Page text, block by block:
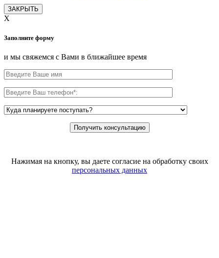
ЗАКРЫТЬ
X
Заполните форму
и мы свяжемся с Вами в ближайшее время
Нажимая на кнопку, вы даете согласие на обработку своих
персональных данных